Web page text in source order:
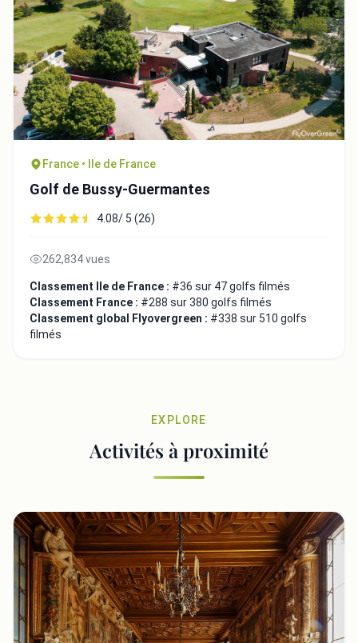
France • Ile de France
Golf de Bussy-Guermantes
4.08/ 5 (26)
262,834 vues
Classement Ile de France : #36 sur 47 golfs filmés
Classement France : #288 sur 380 golfs filmés
Classement global Flyovergreen : #338 sur 510 golfs
filmés
EXPLORE
Activités à proximité